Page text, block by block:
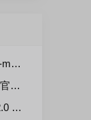
版